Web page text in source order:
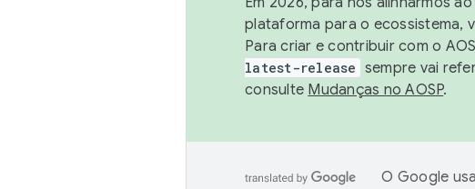
plataforma para o ecossistema,
Para criar e contribuir com o
latest-release sempre vai
consulte Mudanças no AOSP.
O Google